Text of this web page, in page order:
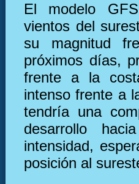
El modelo
vientos del
su magnitud
próximos días,
frente a la
intenso frente a
tendría una
desarrollo
intensidad,
posición al